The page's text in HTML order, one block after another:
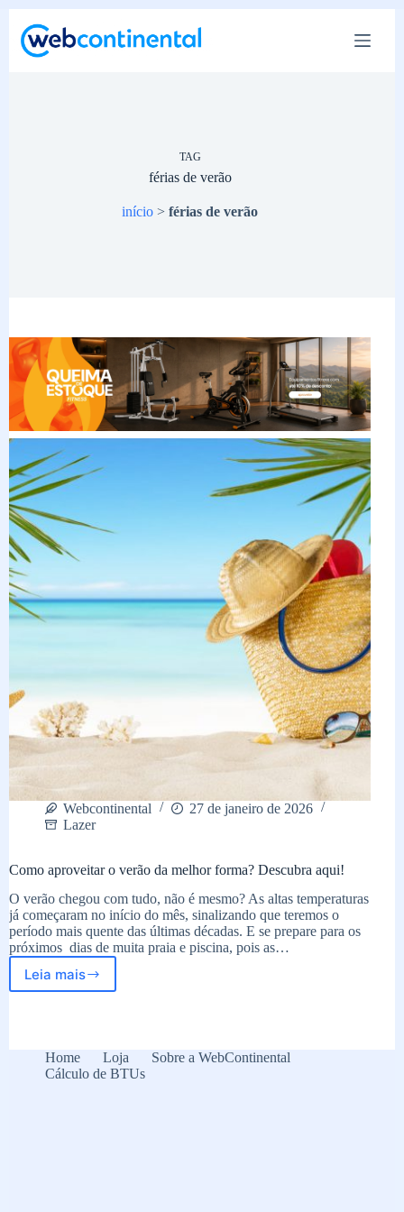
para
TAG
férias de verão
início >férias de verão
Webcontinental
27 de janeiro de 2026
Lazer
Como aproveitar o verão da melhor forma? Descubra aqui!
O verão chegou com tudo, não é mesmo? As altas temperaturas
já começaram no início do mês, sinalizando que teremos o
período mais quente das últimas décadas. E se prepare para os
próximos dias de muita praia e piscina, pois as…
Leia mais
Como
melhor
forma?
Home Loja
Sobre a WebContinental
Cálculo de BTUs